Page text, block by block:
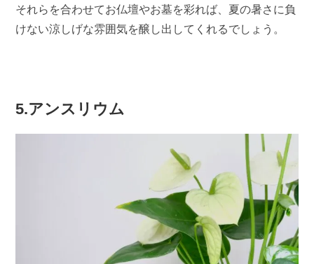
それらを合わせてお仏壇やお墓を彩れば、夏の暑さに負
けない涼しげな雰囲気を醸し出してくれるでしょう。
5.アンスリウム